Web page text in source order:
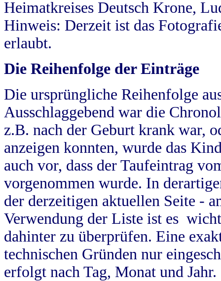
Heimatkreises Deutsch Krone,
Hinweis: Derzeit ist das
erlaubt.
Die Reihenfolge der Einträge
Die ursprüngliche Reihenfolge
Ausschlaggebend war die
z.B. nach der Geburt krank war,
anzeigen konnten, wurde das
auch vor, dass der Taufeintrag
vorgenommen wurde. In
der derzeitigen aktuellen Seite -
Verwendung der Liste ist es
dahinter zu überprüfen. Eine
technischen Gründen nur
erfolgt nach Tag, Monat und Jahr.